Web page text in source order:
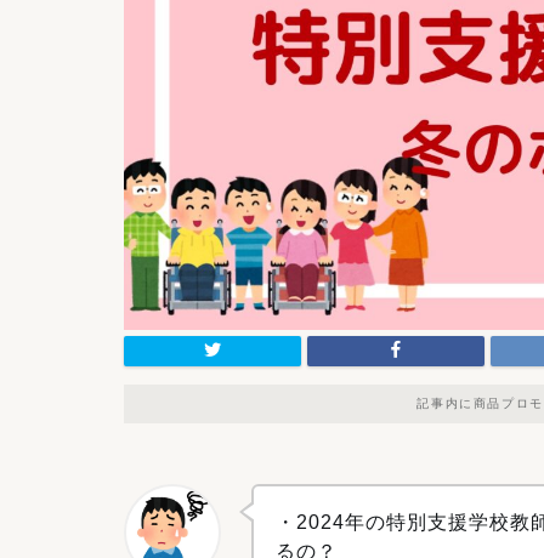
記事内に商品プロ
・2024年の特別支援学校教
るの？